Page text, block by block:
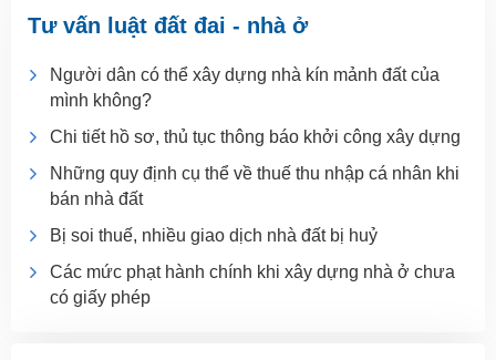
Tư vấn luật đất đai - nhà ở
Người dân có thể xây dựng nhà kín mảnh đất của
mình không?
Chi tiết hồ sơ, thủ tục thông báo khởi công xây dựng
Những quy định cụ thể về thuế thu nhập cá nhân khi
bán nhà đất
Bị soi thuế, nhiều giao dịch nhà đất bị huỷ
Các mức phạt hành chính khi xây dựng nhà ở chưa
có giấy phép